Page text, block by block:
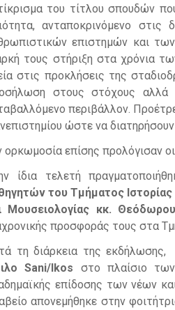
του τίτλου σπουδών
ανταποκρινόμενο στις
επιστημών και
τους στήριξη στα χρόνια
στις προκλήσεις της
στους στόχους αλλά
περιβάλλον.
ώστε να
ορκωμοσία επίσης προλόγισαν
ίδια τελετή
του Τμήματος
Μουσειολογίας κκ.
προσφοράς τους στα
τη διάρκεια της
Sani/Ikos στο πλαίσιο
επίδοσης των νέων
απονεμήθηκε στην